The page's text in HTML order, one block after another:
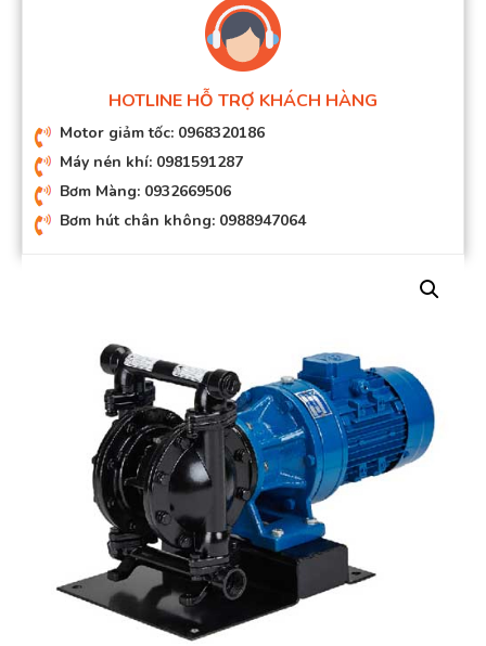
HOTLINE HỖ TRỢ KHÁCH HÀNG
Motor giảm tốc: 0968320186
Máy nén khí: 0981591287
Bơm Màng: 0932669506
Bơm hút chân không: 0988947064